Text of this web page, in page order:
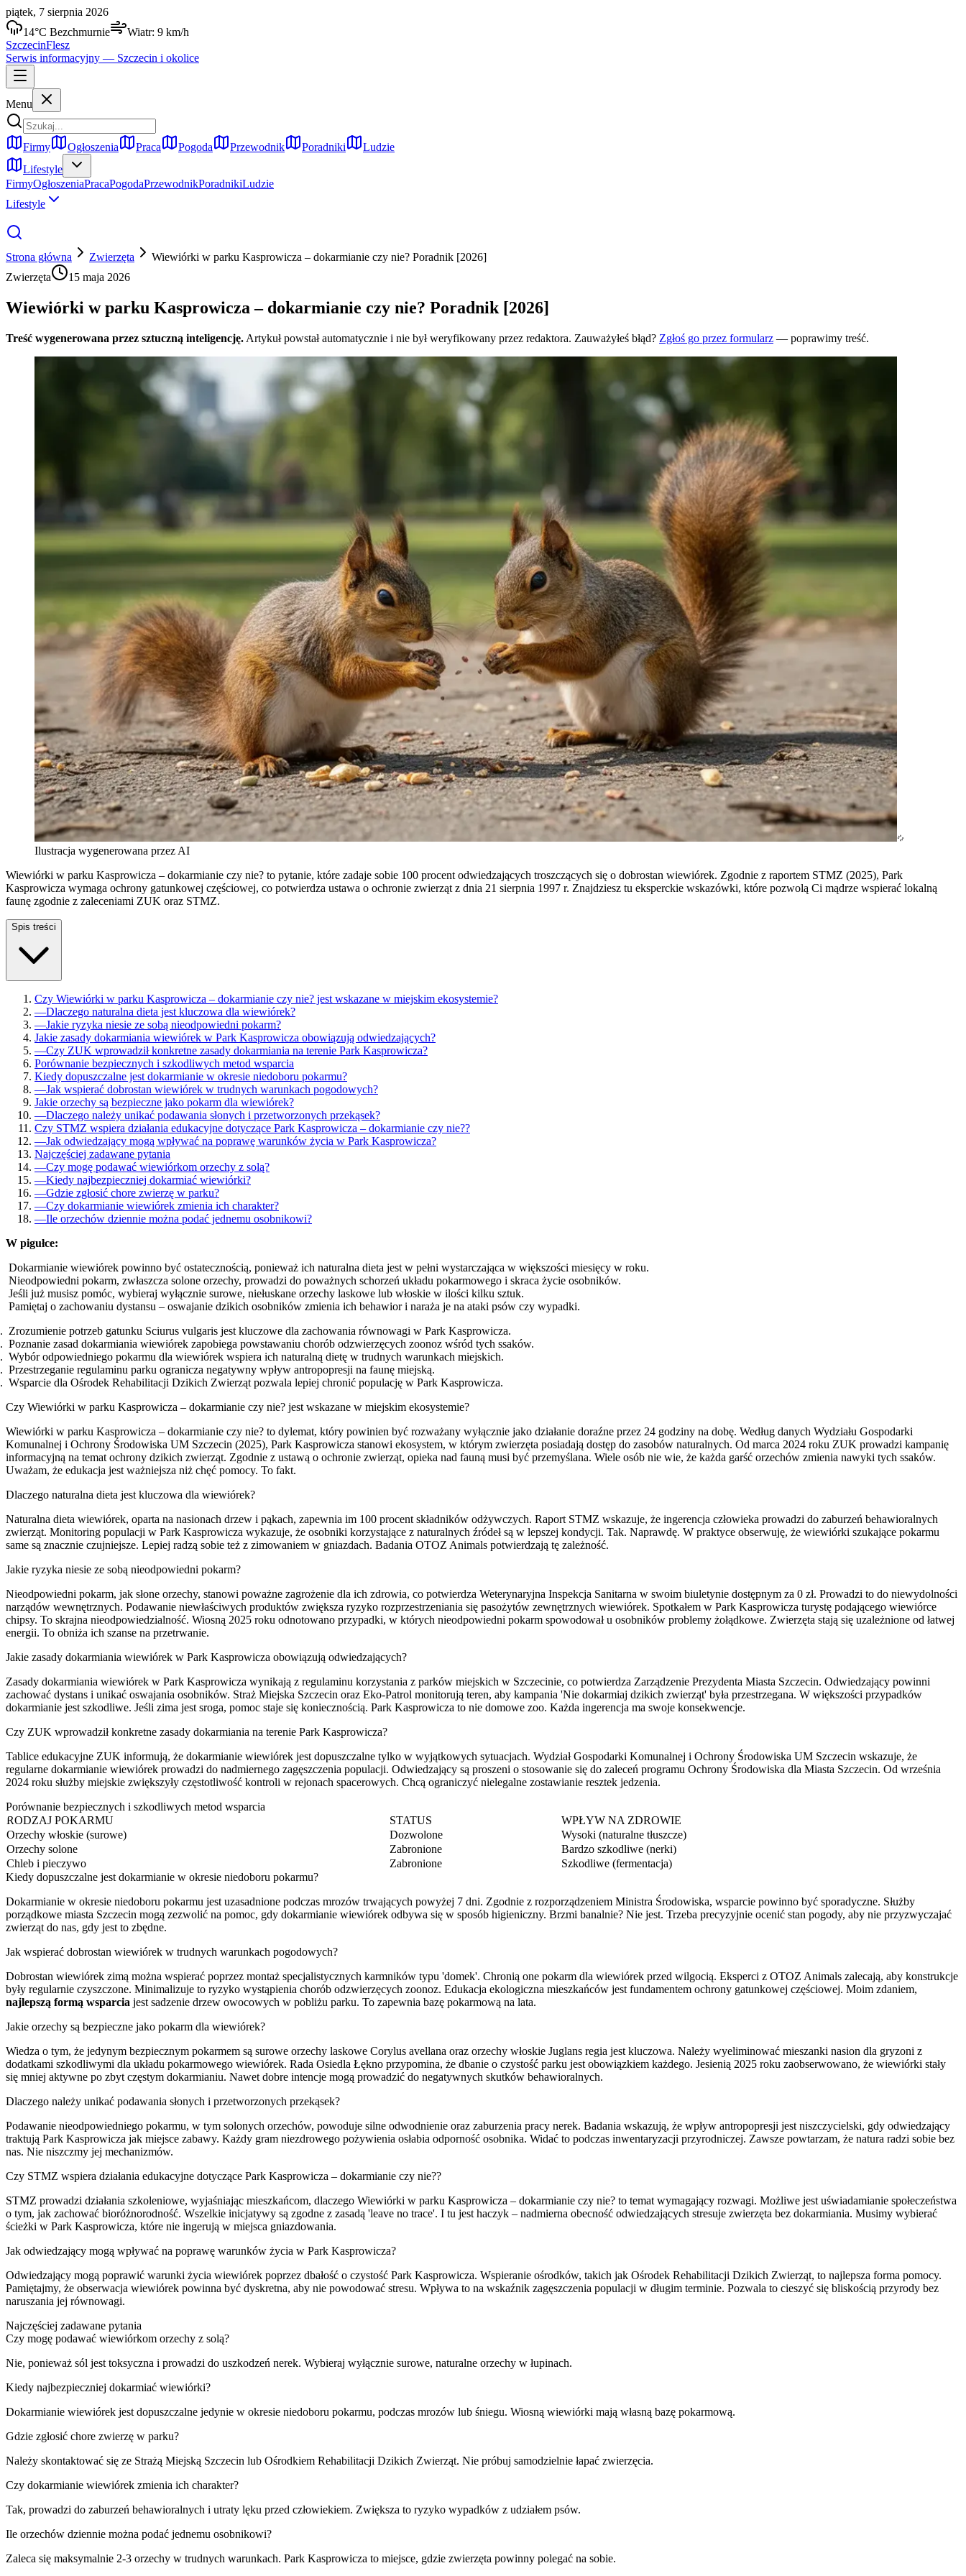
piątek, 7 sierpnia 2026
14°C Bezchmurnie Wiatr: 9 km/h
SzczecinFlesz
Serwis informacyjny — Szczecin i okolice
Menu
Firmy Ogłoszenia Praca Pogoda Przewodnik Poradniki
Ludzie
Lifestyle
FirmyOgłoszeniaPracaPogodaPrzewodnikPoradnikiLudzie
Lifestyle
Strona główna Zwierzęta
Wiewiórki w parku Kasprowicza – dokarmianie czy nie? Poradnik [2026]
Zwierzęta
15 maja 2026
Wiewiórki w parku Kasprowicza – dokarmianie czy nie? Poradnik [2026]
Treść wygenerowana przez sztuczną inteligencję. Artykuł powstał automatycznie i nie był weryfikowany przez redaktora. Zauważyłeś błąd? Zgłoś go przez formularz — poprawimy treść.
Ilustracja wygenerowana przez AI
Wiewiórki w parku Kasprowicza – dokarmianie czy nie? to pytanie, które zadaje sobie 100 procent odwiedzających troszczących się o dobrostan wiewiórek. Zgodnie z raportem STMZ (2025), Park
Kasprowicza wymaga ochrony gatunkowej częściowej, co potwierdza ustawa o ochronie zwierząt z dnia 21 sierpnia 1997 r. Znajdziesz tu eksperckie wskazówki, które pozwolą Ci mądrze wspierać lokalną
faunę zgodnie z zaleceniami ZUK oraz STMZ.
Spis treści
Czy Wiewiórki w parku Kasprowicza – dokarmianie czy nie? jest wskazane w miejskim ekosystemie?
—Dlaczego naturalna dieta jest kluczowa dla wiewiórek?
—Jakie ryzyka niesie ze sobą nieodpowiedni pokarm?
Jakie zasady dokarmiania wiewiórek w Park Kasprowicza obowiązują odwiedzających?
—Czy ZUK wprowadził konkretne zasady dokarmiania na terenie Park Kasprowicza?
Porównanie bezpiecznych i szkodliwych metod wsparcia
Kiedy dopuszczalne jest dokarmianie w okresie niedoboru pokarmu?
—Jak wspierać dobrostan wiewiórek w trudnych warunkach pogodowych?
Jakie orzechy są bezpieczne jako pokarm dla wiewiórek?
—Dlaczego należy unikać podawania słonych i przetworzonych przekąsek?
Czy STMZ wspiera działania edukacyjne dotyczące Park Kasprowicza – dokarmianie czy nie??
—Jak odwiedzający mogą wpływać na poprawę warunków życia w Park Kasprowicza?
Najczęściej zadawane pytania
—Czy mogę podawać wiewiórkom orzechy z solą?
—Kiedy najbezpieczniej dokarmiać wiewiórki?
—Gdzie zgłosić chore zwierzę w parku?
—Czy dokarmianie wiewiórek zmienia ich charakter?
—Ile orzechów dziennie można podać jednemu osobnikowi?
W pigułce:
Dokarmianie wiewiórek powinno być ostatecznością, ponieważ ich naturalna dieta jest w pełni wystarczająca w większości miesięcy w roku.
Nieodpowiedni pokarm, zwłaszcza solone orzechy, prowadzi do poważnych schorzeń układu pokarmowego i skraca życie osobników.
Jeśli już musisz pomóc, wybieraj wyłącznie surowe, niełuskane orzechy laskowe lub włoskie w ilości kilku sztuk.
Pamiętaj o zachowaniu dystansu – oswajanie dzikich osobników zmienia ich behawior i naraża je na ataki psów czy wypadki.
Zrozumienie potrzeb gatunku Sciurus vulgaris jest kluczowe dla zachowania równowagi w Park Kasprowicza.
Poznanie zasad dokarmiania wiewiórek zapobiega powstawaniu chorób odzwierzęcych zoonoz wśród tych ssaków.
Wybór odpowiedniego pokarmu dla wiewiórek wspiera ich naturalną dietę w trudnych warunkach miejskich.
Przestrzeganie regulaminu parku ogranicza negatywny wpływ antropopresji na faunę miejską.
Wsparcie dla Ośrodek Rehabilitacji Dzikich Zwierząt pozwala lepiej chronić populację w Park Kasprowicza.
Czy Wiewiórki w parku Kasprowicza – dokarmianie czy nie? jest wskazane w miejskim ekosystemie?
Wiewiórki w parku Kasprowicza – dokarmianie czy nie? to dylemat, który powinien być rozważany wyłącznie jako działanie doraźne przez 24 godziny na dobę. Według danych Wydziału Gospodarki
Komunalnej i Ochrony Środowiska UM Szczecin (2025), Park Kasprowicza stanowi ekosystem, w którym zwierzęta posiadają dostęp do zasobów naturalnych. Od marca 2024 roku ZUK prowadzi kampanię
informacyjną na temat ochrony dzikich zwierząt. Zgodnie z ustawą o ochronie zwierząt, opieka nad fauną musi być przemyślana. Wiele osób nie wie, że każda garść orzechów zmienia nawyki tych ssaków.
Uważam, że edukacja jest ważniejsza niż chęć pomocy. To fakt.
Dlaczego naturalna dieta jest kluczowa dla wiewiórek?
Naturalna dieta wiewiórek, oparta na nasionach drzew i pąkach, zapewnia im 100 procent składników odżywczych. Raport STMZ wskazuje, że ingerencja człowieka prowadzi do zaburzeń behawioralnych
zwierząt. Monitoring populacji w Park Kasprowicza wykazuje, że osobniki korzystające z naturalnych źródeł są w lepszej kondycji. Tak. Naprawdę. W praktyce obserwuję, że wiewiórki szukające pokarmu
same są znacznie czujniejsze. Lepiej radzą sobie też z zimowaniem w gniazdach. Badania OTOZ Animals potwierdzają tę zależność.
Jakie ryzyka niesie ze sobą nieodpowiedni pokarm?
Nieodpowiedni pokarm, jak słone orzechy, stanowi poważne zagrożenie dla ich zdrowia, co potwierdza Weterynaryjna Inspekcja Sanitarna w swoim biuletynie dostępnym za 0 zł. Prowadzi to do niewydolności
narządów wewnętrznych. Podawanie niewłaściwych produktów zwiększa ryzyko rozprzestrzeniania się pasożytów zewnętrznych wiewiórek. Spotkałem w Park Kasprowicza turystę podającego wiewiórce
chipsy. To skrajna nieodpowiedzialność. Wiosną 2025 roku odnotowano przypadki, w których nieodpowiedni pokarm spowodował u osobników problemy żołądkowe. Zwierzęta stają się uzależnione od łatwej
energii. To obniża ich szanse na przetrwanie.
Jakie zasady dokarmiania wiewiórek w Park Kasprowicza obowiązują odwiedzających?
Zasady dokarmiania wiewiórek w Park Kasprowicza wynikają z regulaminu korzystania z parków miejskich w Szczecinie, co potwierdza Zarządzenie Prezydenta Miasta Szczecin. Odwiedzający powinni
zachować dystans i unikać oswajania osobników. Straż Miejska Szczecin oraz Eko-Patrol monitorują teren, aby kampania 'Nie dokarmiaj dzikich zwierząt' była przestrzegana. W większości przypadków
dokarmianie jest szkodliwe. Jeśli zima jest sroga, pomoc staje się koniecznością. Park Kasprowicza to nie domowe zoo. Każda ingerencja ma swoje konsekwencje.
Czy ZUK wprowadził konkretne zasady dokarmiania na terenie Park Kasprowicza?
Tablice edukacyjne ZUK informują, że dokarmianie wiewiórek jest dopuszczalne tylko w wyjątkowych sytuacjach. Wydział Gospodarki Komunalnej i Ochrony Środowiska UM Szczecin wskazuje, że
regularne dokarmianie wiewiórek prowadzi do nadmiernego zagęszczenia populacji. Odwiedzający są proszeni o stosowanie się do zaleceń programu Ochrony Środowiska dla Miasta Szczecin. Od września
2024 roku służby miejskie zwiększyły częstotliwość kontroli w rejonach spacerowych. Chcą ograniczyć nielegalne zostawianie resztek jedzenia.
Porównanie bezpiecznych i szkodliwych metod wsparcia
RODZAJ POKARMU
STATUS
WPŁYW NA ZDROWIE
Orzechy włoskie (surowe)
Dozwolone
Wysoki (naturalne tłuszcze)
Orzechy solone
Zabronione
Bardzo szkodliwe (nerki)
Chleb i pieczywo
Zabronione
Szkodliwe (fermentacja)
Kiedy dopuszczalne jest dokarmianie w okresie niedoboru pokarmu?
Dokarmianie w okresie niedoboru pokarmu jest uzasadnione podczas mrozów trwających powyżej 7 dni. Zgodnie z rozporządzeniem Ministra Środowiska, wsparcie powinno być sporadyczne. Służby
porządkowe miasta Szczecin mogą zezwolić na pomoc, gdy dokarmianie wiewiórek odbywa się w sposób higieniczny. Brzmi banalnie? Nie jest. Trzeba precyzyjnie ocenić stan pogody, aby nie przyzwyczajać
zwierząt do nas, gdy jest to zbędne.
Jak wspierać dobrostan wiewiórek w trudnych warunkach pogodowych?
Dobrostan wiewiórek zimą można wspierać poprzez montaż specjalistycznych karmników typu 'domek'. Chronią one pokarm dla wiewiórek przed wilgocią. Eksperci z OTOZ Animals zalecają, aby konstrukcje
były regularnie czyszczone. Minimalizuje to ryzyko wystąpienia chorób odzwierzęcych zoonoz. Edukacja ekologiczna mieszkańców jest fundamentem ochrony gatunkowej częściowej. Moim zdaniem,
najlepszą formą wsparcia jest sadzenie drzew owocowych w pobliżu parku. To zapewnia bazę pokarmową na lata.
Jakie orzechy są bezpieczne jako pokarm dla wiewiórek?
Wiedza o tym, że jedynym bezpiecznym pokarmem są surowe orzechy laskowe Corylus avellana oraz orzechy włoskie Juglans regia jest kluczowa. Należy wyeliminować mieszanki nasion dla gryzoni z
dodatkami szkodliwymi dla układu pokarmowego wiewiórek. Rada Osiedla Łękno przypomina, że dbanie o czystość parku jest obowiązkiem każdego. Jesienią 2025 roku zaobserwowano, że wiewiórki stały
się mniej aktywne po zbyt częstym dokarmianiu. Nawet dobre intencje mogą prowadzić do negatywnych skutków behawioralnych.
Dlaczego należy unikać podawania słonych i przetworzonych przekąsek?
Podawanie nieodpowiedniego pokarmu, w tym solonych orzechów, powoduje silne odwodnienie oraz zaburzenia pracy nerek. Badania wskazują, że wpływ antropopresji jest niszczycielski, gdy odwiedzający
traktują Park Kasprowicza jak miejsce zabawy. Każdy gram niezdrowego pożywienia osłabia odporność osobnika. Widać to podczas inwentaryzacji przyrodniczej. Zawsze powtarzam, że natura radzi sobie bez
nas. Nie niszczmy jej mechanizmów.
Czy STMZ wspiera działania edukacyjne dotyczące Park Kasprowicza – dokarmianie czy nie??
STMZ prowadzi działania szkoleniowe, wyjaśniając mieszkańcom, dlaczego Wiewiórki w parku Kasprowicza – dokarmianie czy nie? to temat wymagający rozwagi. Możliwe jest uświadamianie społeczeństwa
o tym, jak zachować bioróżnorodność. Wszelkie inicjatywy są zgodne z zasadą 'leave no trace'. I tu jest haczyk – nadmierna obecność odwiedzających stresuje zwierzęta bez dokarmiania. Musimy wybierać
ścieżki w Park Kasprowicza, które nie ingerują w miejsca gniazdowania.
Jak odwiedzający mogą wpływać na poprawę warunków życia w Park Kasprowicza?
Odwiedzający mogą poprawić warunki życia wiewiórek poprzez dbałość o czystość Park Kasprowicza. Wspieranie ośrodków, takich jak Ośrodek Rehabilitacji Dzikich Zwierząt, to najlepsza forma pomocy.
Pamiętajmy, że obserwacja wiewiórek powinna być dyskretna, aby nie powodować stresu. Wpływa to na wskaźnik zagęszczenia populacji w długim terminie. Pozwala to cieszyć się bliskością przyrody bez
naruszania jej równowagi.
Najczęściej zadawane pytania
Czy mogę podawać wiewiórkom orzechy z solą?
Nie, ponieważ sól jest toksyczna i prowadzi do uszkodzeń nerek. Wybieraj wyłącznie surowe, naturalne orzechy w łupinach.
Kiedy najbezpieczniej dokarmiać wiewiórki?
Dokarmianie wiewiórek jest dopuszczalne jedynie w okresie niedoboru pokarmu, podczas mrozów lub śniegu. Wiosną wiewiórki mają własną bazę pokarmową.
Gdzie zgłosić chore zwierzę w parku?
Należy skontaktować się ze Strażą Miejską Szczecin lub Ośrodkiem Rehabilitacji Dzikich Zwierząt. Nie próbuj samodzielnie łapać zwierzęcia.
Czy dokarmianie wiewiórek zmienia ich charakter?
Tak, prowadzi do zaburzeń behawioralnych i utraty lęku przed człowiekiem. Zwiększa to ryzyko wypadków z udziałem psów.
Ile orzechów dziennie można podać jednemu osobnikowi?
Zaleca się maksymalnie 2-3 orzechy w trudnych warunkach. Park Kasprowicza to miejsce, gdzie zwierzęta powinny polegać na sobie.